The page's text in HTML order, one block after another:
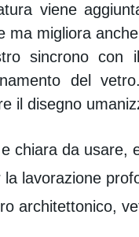
viene
ma migliora
sincrono con
del
il disegno
chiara da usare,
lavorazione
architettonico,